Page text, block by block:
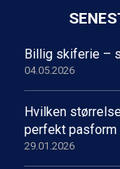
La Thuile
Val Thorens
Bad
Passo
Saalbach fra
Sölden fra
Champoluc
Billig skiferie –
04.05.2026
Hvilken
perfekt pasform
29.01.2026